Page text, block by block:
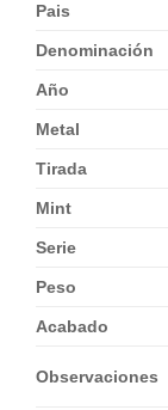
Pais
Denominación
Año
Metal
Tirada
Mint
Serie
Peso
Acabado
Observaciones